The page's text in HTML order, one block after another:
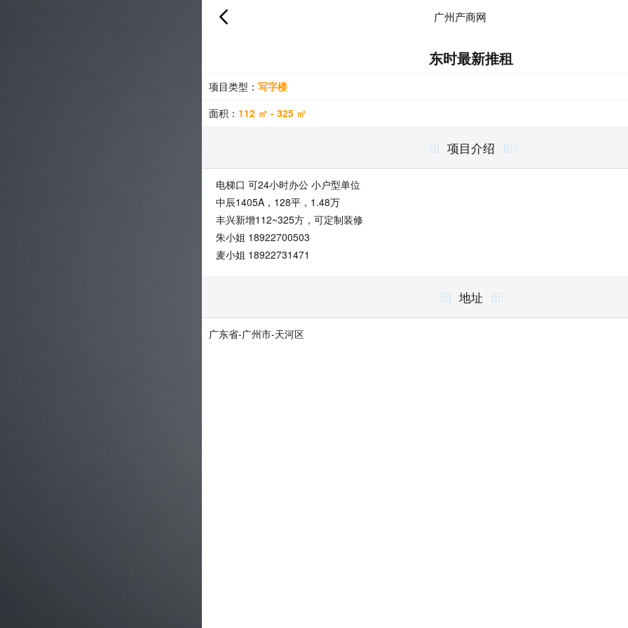
广州产商网
东时最新推租
项目类型： 写字楼
面积： 112 ㎡ - 325 ㎡
项目介绍
电梯口 可24小时办公 小户型单位
中辰1405A，128平，1.48万
丰兴新增112~325方，可定制装修
朱小姐 18922700503
麦小姐 18922731471
地址
广东省-广州市-天河区